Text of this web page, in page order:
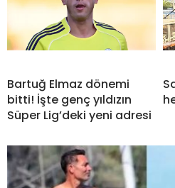
Bartuğ Elmaz dönemi
bitti! İşte genç yıldızın
Süper Lig’deki yeni adresi